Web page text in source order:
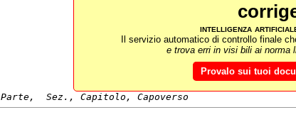
intelligenza
Il servizio automatico di controllo finale
e trova erri in visi bili ai norma
Provalo sui tuoi
Parte,  Sez., Capitolo, Capoverso